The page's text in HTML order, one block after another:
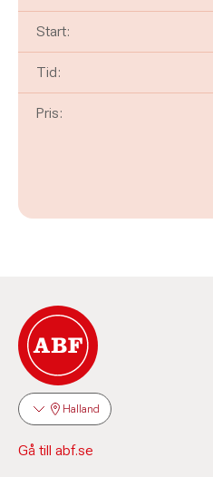
Start:
Tid:
Pris:
Halland
Gå till abf.se